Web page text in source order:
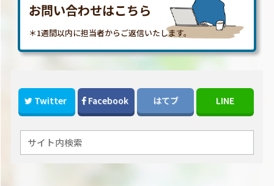
お問い合わせはこちら
＊1週間以内に担当者からご返信いたします。
Twitter Facebook はてブ LINE